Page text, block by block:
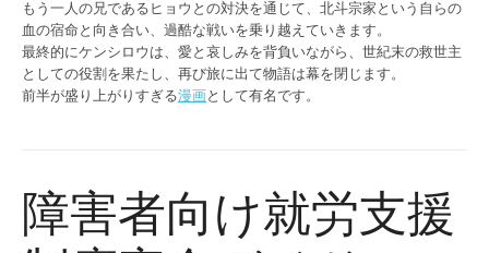
もう一人の兄であるヒョウとの対決を通じて、北斗宗家という自らの
血の宿命と向き合い、過酷な戦いを乗り越えていきます。
最終的にケンシロウは、愛と哀しみを背負いながら、世紀末の救世主
としての役割を果たし、再び旅に出て物語は幕を閉じます。
前半が盛り上がりすぎる漫画として有名です。
障害者向け就労支援